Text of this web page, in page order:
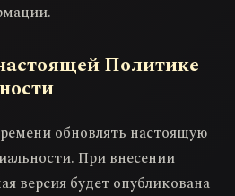
Политике
обновлять настоящую
При внесении
версия будет опубликована